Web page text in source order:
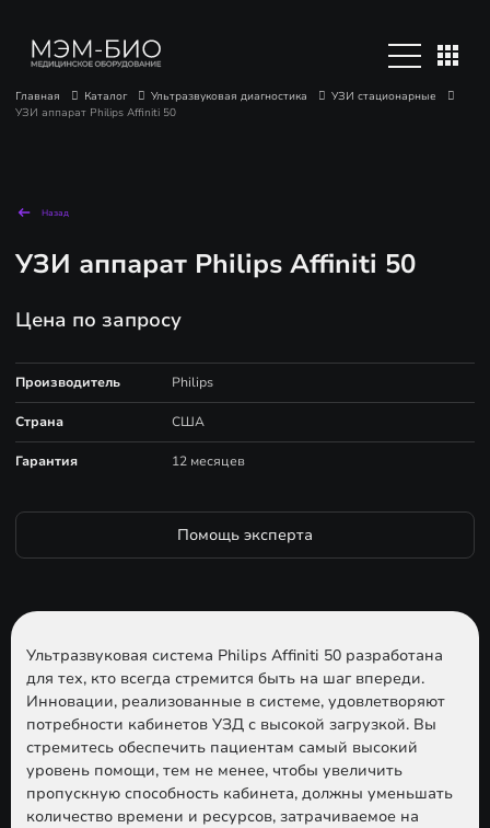
Главная Каталог Ультразвуковая диагностика
УЗИ стационарные
УЗИ аппарат Philips Affiniti 50
Назад
УЗИ аппарат Philips Affiniti 50
Цена по запросу
Производитель Philips
Страна США
Гарантия 12 месяцев
Помощь эксперта
Ультразвуковая система Philips Affiniti 50 разработана
для тех, кто всегда стремится быть на шаг впереди.
Инновации, реализованные в системе, удовлетворяют
потребности кабинетов УЗД с высокой загрузкой. Вы
стремитесь обеспечить пациентам самый высокий
уровень помощи, тем не менее, чтобы увеличить
пропускную способность кабинета, должны уменьшать
количество времени и ресурсов, затрачиваемое на